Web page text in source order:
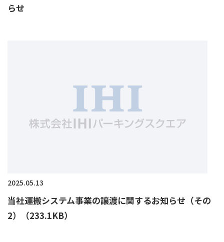
らせ
2025.05.13
当社運搬システム事業の譲渡に関するお知らせ（その
2）（233.1KB）